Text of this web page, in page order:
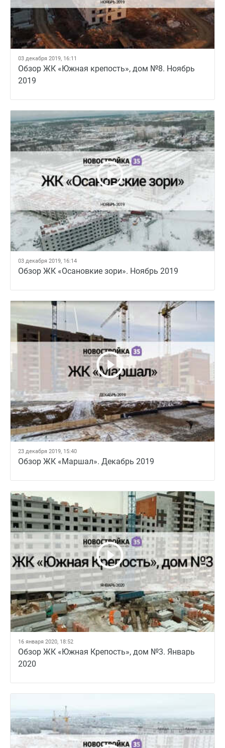
03 декабря 2019, 16:11
Обзор ЖК «Южная крепость», дом №8. Ноябрь
2019
03 декабря 2019, 16:14
Обзор ЖК «Осановкие зори». Ноябрь 2019
23 декабря 2019, 15:40
Обзор ЖК «Маршал». Декабрь 2019
16 января 2020, 18:52
Обзор ЖК «Южная Крепость», дом №3. Январь
2020